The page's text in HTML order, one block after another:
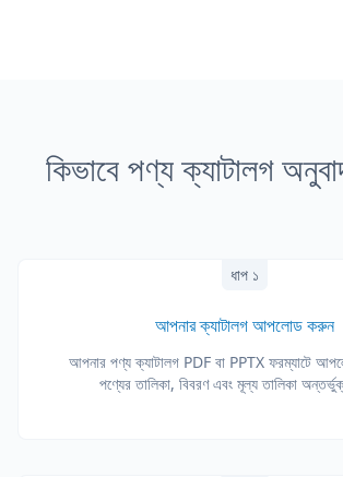
কিভাবে পণ্য ক্যাটালগ
ধাপ ১
আপনার ক্যাটালগ আপলোড করুন
আপনার পণ্য ক্যাটালগ PDF বা PPTX ফরম্যাটে
পণ্যের তালিকা, বিবরণ এবং মূল্য তালিকা